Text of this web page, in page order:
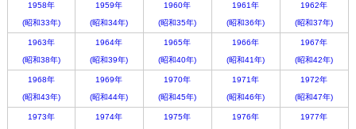
1958年
(昭和33年)
1959年
(昭和34年)
1960年
(昭和35年)
1961年
(昭和36年)
1962年
(昭和37年)
1963年
(昭和38年)
1964年
(昭和39年)
1965年
(昭和40年)
1966年
(昭和41年)
1967年
(昭和42年)
1968年
(昭和43年)
1969年
(昭和44年)
1970年
(昭和45年)
1971年
(昭和46年)
1972年
(昭和47年)
1973年
1974年
1975年
1976年
1977年